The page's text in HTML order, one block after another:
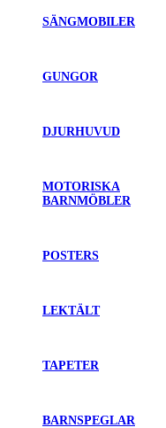
SÄNGMOBILER
GUNGOR
DJURHUVUD
MOTORISKA
BARNMÖBLER
POSTERS
LEKTÄLT
TAPETER
BARNSPEGLAR